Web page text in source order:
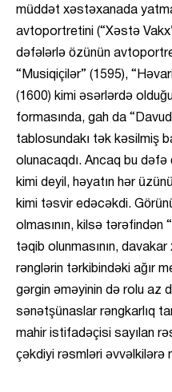
müddət xəstəxanada
avtoportretini (“Xəstə
dəfələrlə özünün
“Musiqiçilər” (1595),
(1600) kimi əsərlərdə
formasında, gah da
tablosundakı tək kəsilmiş
olunacaqdı. Ancaq bu
kimi deyil, həyatın hər
kimi təsvir edəcəkdi.
olmasının, kilsə tərəfindən
təqib olunmasının,
rənglərin tərkibindəki ağır
gərgin əməyinin də rolu az
sənətşünaslar rəngkarlıq
mahir istifadəçisi sayılan
çəkdiyi rəsmləri əvvəlkilərə